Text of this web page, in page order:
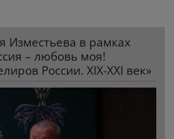
Изместьева в рамках
– любовь моя!
России. XIX-XXI век»